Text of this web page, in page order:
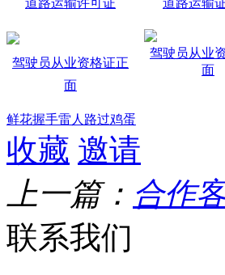
驾驶员从业资格证正
面
驾驶员从业
面
鲜花握手雷人 路过鸡蛋
收藏 邀请
上一篇： 合作
联系我们